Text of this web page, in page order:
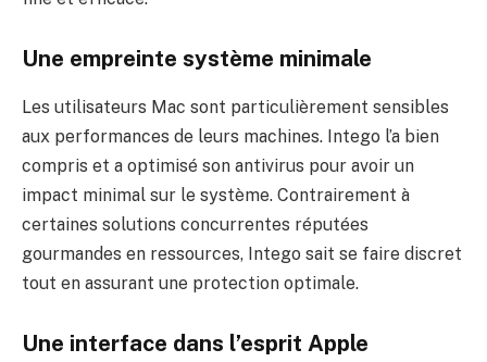
Une empreinte système minimale
Les utilisateurs Mac sont particulièrement sensibles
aux performances de leurs machines. Intego l’a bien
compris et a optimisé son antivirus pour avoir un
impact minimal sur le système. Contrairement à
certaines solutions concurrentes réputées
gourmandes en ressources, Intego sait se faire discret
tout en assurant une protection optimale.
Une interface dans l’esprit Apple